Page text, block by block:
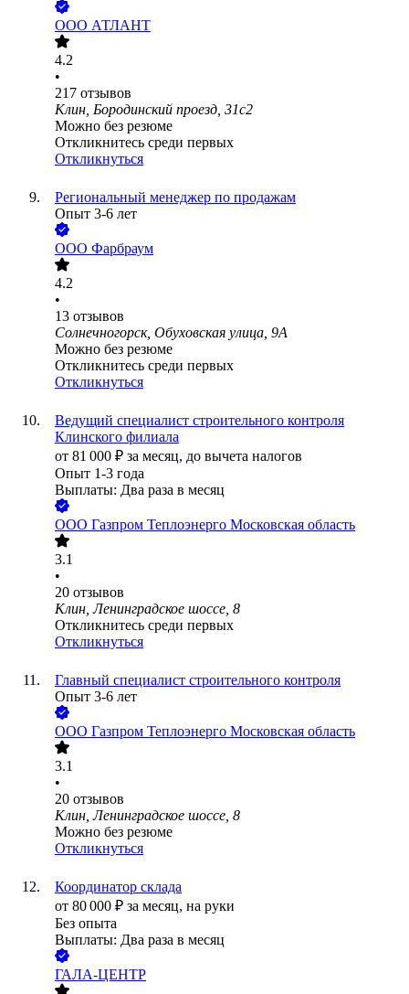
ООО АТЛАНТ
4.2
•
217 отзывов
Клин, Бородинский проезд, 31с2
Можно без резюме
Откликнитесь среди первых
Откликнуться
Региональный менеджер по продажам
Опыт 3-6 лет
ООО Фарбраум
4.2
•
13 отзывов
Солнечногорск, Обуховская улица, 9А
Можно без резюме
Откликнитесь среди первых
Откликнуться
Ведущий специалист строительного контроля
Клинского филиала
от 81 000 ₽ за месяц, до вычета налогов
Опыт 1-3 года
Выплаты: Два раза в месяц
ООО Газпром Теплоэнерго Московская область
3.1
•
20 отзывов
Клин, Ленинградское шоссе, 8
Откликнитесь среди первых
Откликнуться
Главный специалист строительного контроля
Опыт 3-6 лет
ООО Газпром Теплоэнерго Московская область
3.1
•
20 отзывов
Клин, Ленинградское шоссе, 8
Можно без резюме
Откликнуться
Координатор склада
от 80 000 ₽ за месяц, на руки
Без опыта
Выплаты: Два раза в месяц
ГАЛА-ЦЕНТР